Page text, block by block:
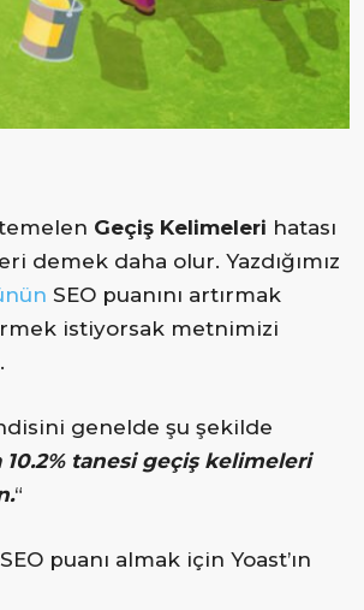
Geçiş Kelimeleri hatası
demek daha olur. Yazdığımız
SEO puanını artırmak
istiyorsak metnimizi
genelde şu şekilde
tanesi geçiş kelimeleri
“
puanı almak için Yoast’ın